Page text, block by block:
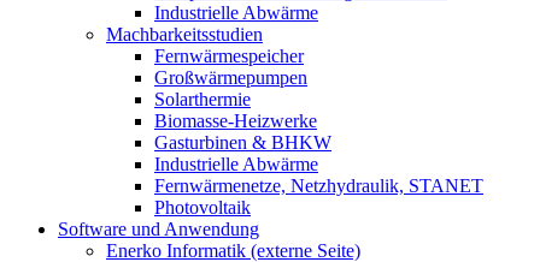
Industrielle Abwärme
Machbarkeitsstudien
Fernwärmespeicher
Großwärmepumpen
Solarthermie
Biomasse-Heizwerke
Gasturbinen & BHKW
Industrielle Abwärme
Fernwärmenetze, Netzhydraulik, STANET
Photovoltaik
Software und Anwendung
Enerko Informatik (externe Seite)